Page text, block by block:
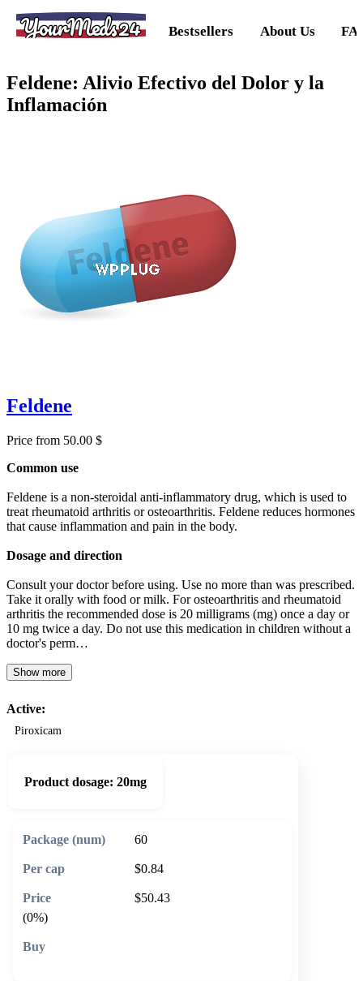
YourMeds24 Bestsellers About Us
Feldene: Alivio Efectivo del Dolor y la
Inflamación
Feldene
Price from 50.00 $
Common use
Feldene is a non-steroidal anti-inflammatory drug, which is used to
treat rheumatoid arthritis or osteoarthritis. Feldene reduces hormones
that cause inflammation and pain in the body.
Dosage and direction
Consult your doctor before using. Use no more than was prescribed.
Take it orally with food or milk. For osteoarthritis and rheumatoid
arthritis the recommended dose is 20 milligrams (mg) once a day or
10 mg twice a day. Do not use this medication in children without a
doctor's perm…
Show more
Active:
Piroxicam
Product dosage: 20mg
60
$0.84
$50.43
(0%)